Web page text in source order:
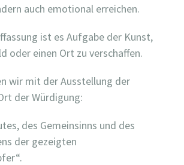
auch emotional erreichen.
ist es Aufgabe der Kunst,
oder einen Ort zu verschaffen.
wir mit der Ausstellung der
der Würdigung:
des Gemeinsinns und des
der gezeigten